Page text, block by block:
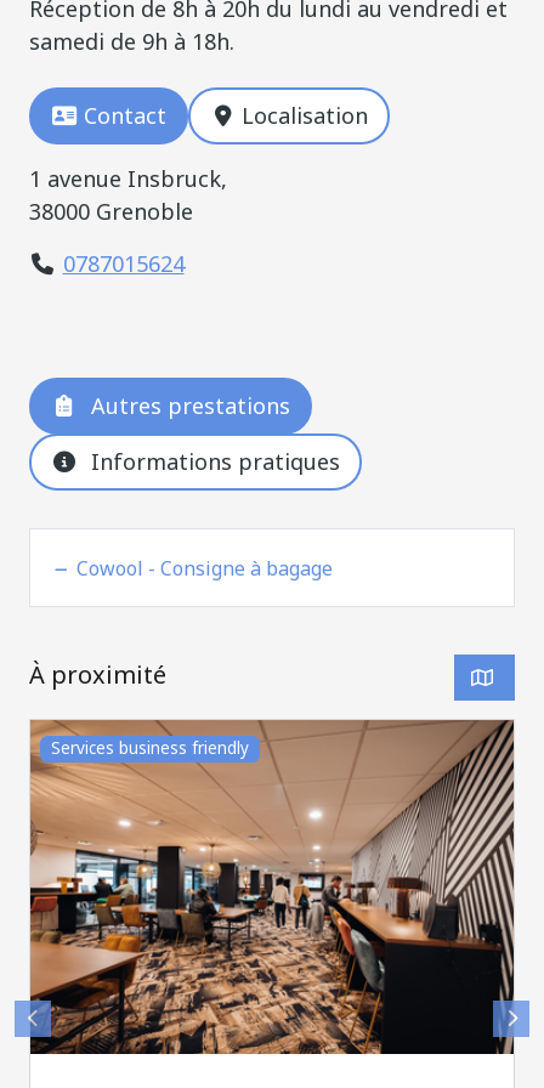
Réception de 8h à 20h du lundi au vendredi et
samedi de 9h à 18h.
Contact Localisation
1 avenue Insbruck,
38000 Grenoble
0787015624
Autres prestations
Informations pratiques
Cowool - Consigne à bagage
À proximité
Services business friendly